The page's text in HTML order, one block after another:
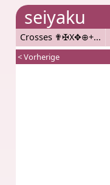
seiyaku
Crosses ✟✠X✥⊕+
< Vorherige